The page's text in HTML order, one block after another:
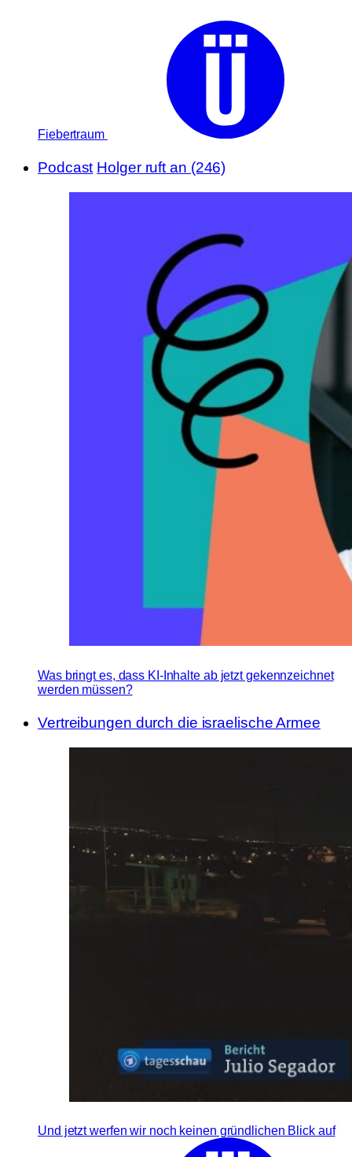
Fiebertraum
Podcast Holger ruft an (246)
Was bringt es, dass KI-Inhalte ab jetzt gekennzeichnet
werden müssen?
Vertreibungen durch die israelische Armee
Und jetzt werfen wir noch keinen gründlichen Blick auf